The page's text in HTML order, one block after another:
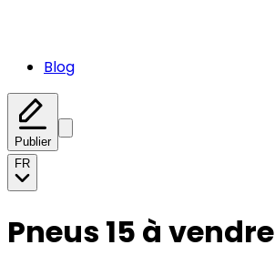
Blog
Publier
FR
Pneus 15 à vendre